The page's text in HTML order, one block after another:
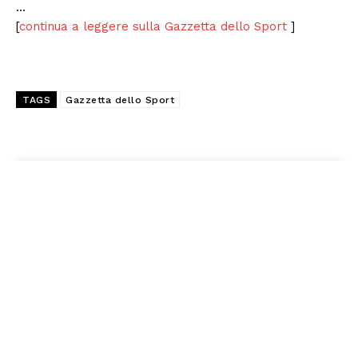
…
[continua a leggere sulla Gazzetta dello Sport ]
TAGS Gazzetta dello Sport